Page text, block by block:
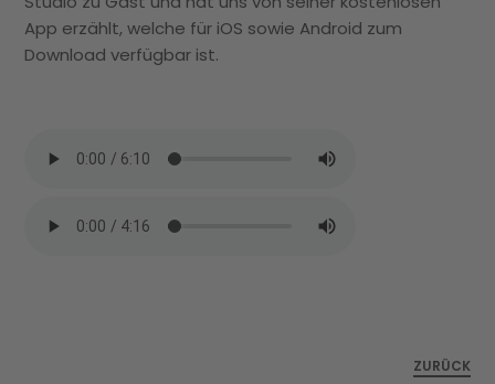
App erzählt, welche für iOS sowie Android zum
Download verfügbar ist.
ZURÜCK